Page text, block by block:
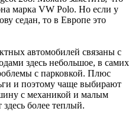
марка VW Polo. Но если у
седан, то в Европе это
автомобилей связаны с
здесь небольшое, в самих
с парковкой. Плюс
и поэтому чаще выбирают
с механикой и малым
более теплый.